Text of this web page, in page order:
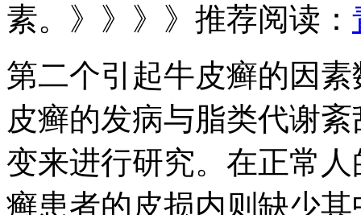
素。》》》》推荐阅读：
第二个引起牛皮癣的因
皮癣的发病与脂类代谢
变来进行研究。在正常
癣患者的皮损内则缺少